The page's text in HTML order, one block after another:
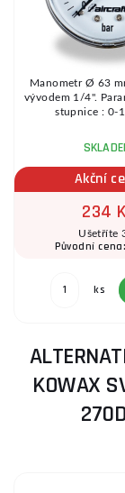
Manometr Ø 63
vývodem 1/4".
stupnice : 0-
Akční
234
Ušetříte
Původní
ks
KOWAX